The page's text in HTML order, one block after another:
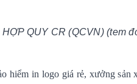
QUY CR (QCVN) (tem
hiểm in logo giá rẻ, xưởng sản